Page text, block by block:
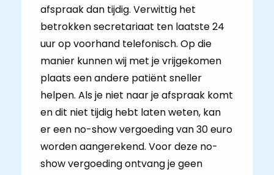
afspraak dan tijdig. Verwittig het
betrokken secretariaat ten laatste 24
uur op voorhand telefonisch. Op die
manier kunnen wij met je vrijgekomen
plaats een andere patiënt sneller
helpen. Als je niet naar je afspraak komt
en dit niet tijdig hebt laten weten, kan
er een no-show vergoeding van 30 euro
worden aangerekend. Voor deze no-
show vergoeding ontvang je geen